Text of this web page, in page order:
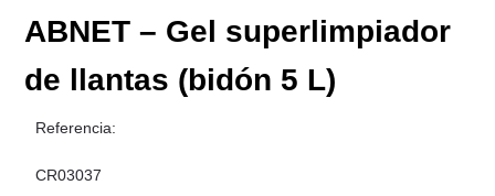
ABNET – Gel superlimpiador
de llantas (bidón 5 L)
Referencia:
CR03037